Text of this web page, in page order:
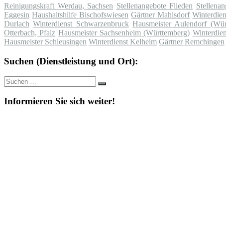
Reinigungskraft Werdau, Sachsen Stellenangebote Flieden
Eggesin Haushaltshilfe Bischofswiesen Gärtner Mahlsdorf
Durlach Winterdienst Schwarzenbruck Hausmeister Aulendorf
Otterbach, Pfalz Hausmeister Sachsenheim (Württemberg)
Hausmeister Schleusingen Winterdienst Kelheim Gärtner Remchingen
Suchen (Dienstleistung und Ort):
Suche
nach:
Suchen
Informieren Sie sich weiter!